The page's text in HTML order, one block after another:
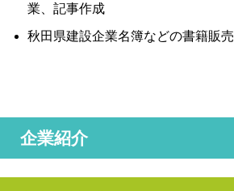
業、記事作成
秋田県建設企業名簿などの書籍販売
企業紹介